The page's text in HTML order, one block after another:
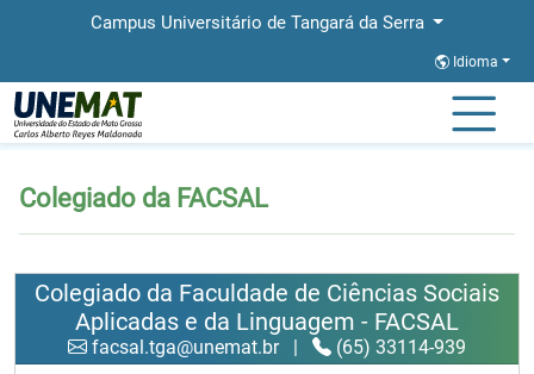
Campus Universitário de Tangará da Serra
Idioma
Página Inicial
Colegiado da FACSAL
Colegiado da Faculdade de Ciências Sociais
Aplicadas e da Linguagem - FACSAL
facsal.tga@unemat.br | (65) 33114-939